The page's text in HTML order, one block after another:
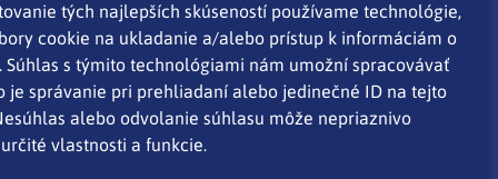
tých najlepších skúseností používame technológie,
cookie na ukladanie a/alebo prístup k informáciám o
Súhlas s týmito technológiami nám umožní spracovávať
je správanie pri prehliadaní alebo jedinečné ID na tejto
alebo odvolanie súhlasu môže nepriaznivo
vlastnosti a funkcie.
tlacove@mirri.gov.sk